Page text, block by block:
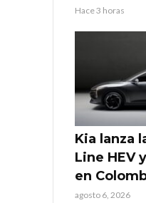
Hace 3 horas
Kia lanza
Line HEV
en
agosto 6, 2026